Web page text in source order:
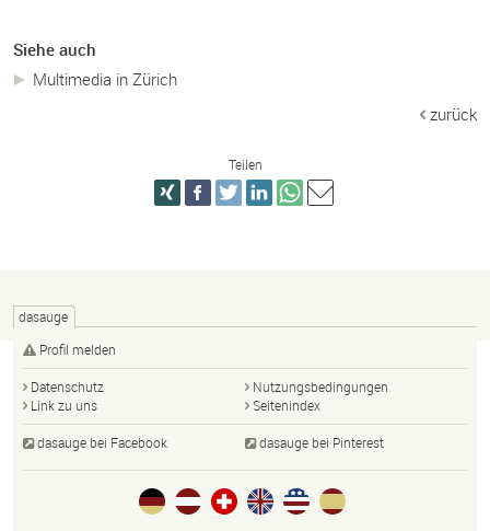
Siehe auch
Multimedia in Zürich
zurück
Teilen
dasauge
Profil melden
Datenschutz
Nutzungsbedingungen
Link zu uns
Seitenindex
dasauge bei Facebook dasauge bei Pinterest